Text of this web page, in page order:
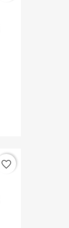
favorite_border